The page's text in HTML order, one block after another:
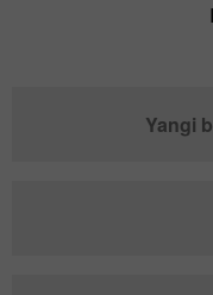
Yangi